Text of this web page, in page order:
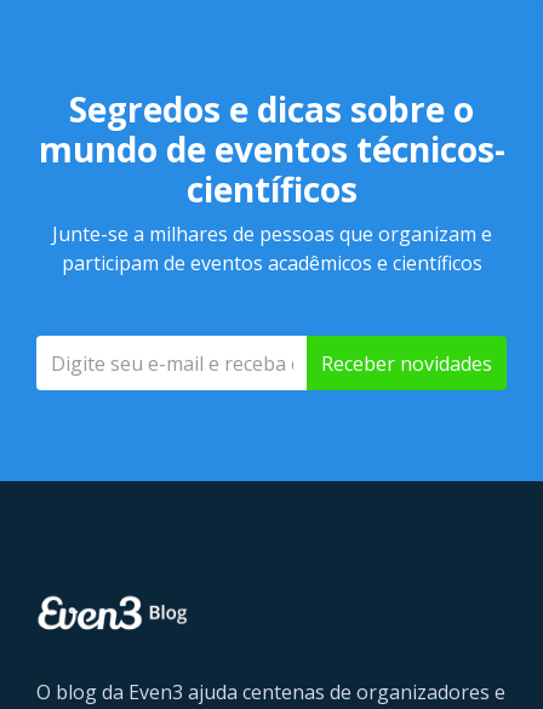
Segredos e dicas sobre o
mundo de eventos técnicos-
científicos
Junte-se a milhares de pessoas que organizam e
participam de eventos acadêmicos e científicos
Receber novidades
O blog da Even3 ajuda centenas de organizadores e